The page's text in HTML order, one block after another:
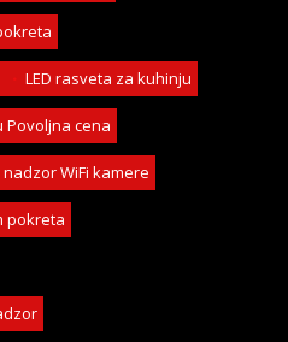
LED rasveta za kuhinju
Povoljna cena
WiFi kamere
pokreta